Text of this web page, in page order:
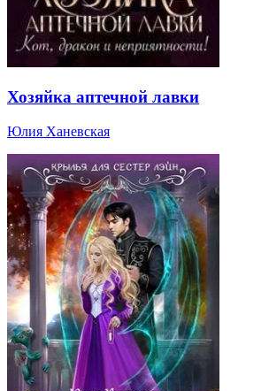
Хозяйка аптечной лавки
Юлия Ханевская